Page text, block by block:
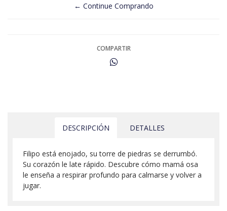
← Continue Comprando
COMPARTIR
DESCRIPCIÓN DETALLES
Filipo está enojado, su torre de piedras se derrumbó.
Su corazón le late rápido. Descubre cómo mamá osa
le enseña a respirar profundo para calmarse y volver a
jugar.